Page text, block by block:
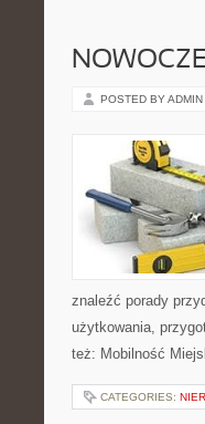
POSTED BY ADMIN
znaleźć porady
użytkowania,
też: Mobilność
CATEGORIES: